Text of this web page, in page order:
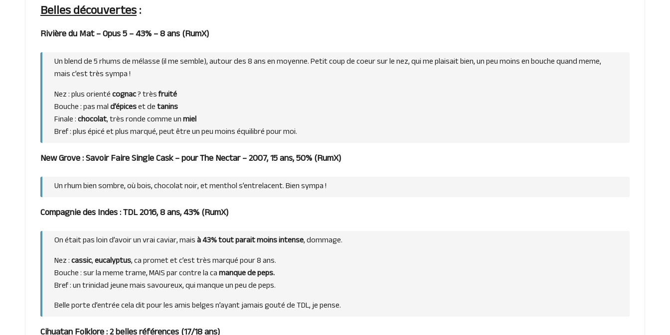
Belles découvertes:
Rivière du Mat – Opus 5 – 43% – 8 ans (RumX)
Un blend de 5 rhums de mélasse (il me semble), autour des 8 ans en moyenne. Petit coup de coeur sur le nez, qui me plaisait bien, un peu moins en bouche quand meme,
mais c’est très sympa !
Nez : plus orientécognac? trèsfruité
Bouche : pas mald’épiceset detanins
Finale :chocolat, très ronde comme unmiel
Bref : plus épicé et plus marqué, peut être un peu moins équilibré pour moi.
New Grove : Savoir Faire Single Cask – pour The Nectar – 2007, 15 ans, 50% (RumX)
Un rhum bien sombre, où bois, chocolat noir, et menthol s’entrelacent. Bien sympa !
Compagnie des Indes : TDL 2016, 8 ans, 43% (RumX)
On était pas loin d’avoir un vrai caviar, maisà 43% tout parait moins intense, dommage.
Nez :cassic,eucalyptus, ca promet et c’est très marqué pour 8 ans.
Bouche : sur la meme trame, MAIS par contre la camanque de peps.
Bref : un trinidad jeune mais savoureux, qui manque un peu de peps.
Belle porte d’entrée cela dit pour les amis belges n’ayant jamais gouté de TDL, je pense.